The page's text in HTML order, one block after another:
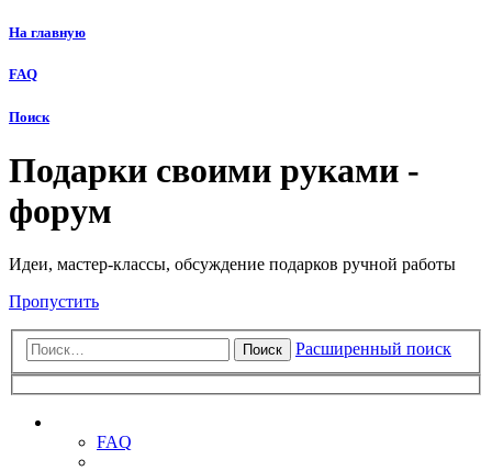
На главную
FAQ
Поиск
Подарки своими руками -
форум
Идеи, мастер-классы, обсуждение подарков ручной работы
Пропустить
Поиск Расширенный поиск
FAQ